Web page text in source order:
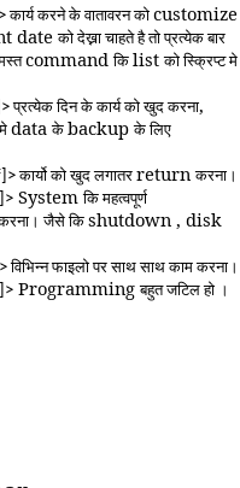
कार्य करने के वातावरन कोcustomize
dateको देख्ना चाहते है तो प्रत्येक बार
commandकिlistको स्क्रिप्ट मे
प्रत्येक दिन के कार्य को खुद करना,
dataकेbackupके लिए
कार्यो को खुद लगातरreturnकरना।
Systemकि महत्वपूर्ण
जैसे किshutdown , disk
विभिन्न फाइलो पर साथ साथ काम करना।
Programmingबहुत जटिल हो ।